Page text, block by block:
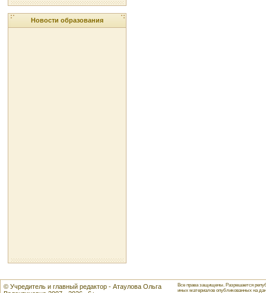
Новости образования
© Учредитель и главный редактор - Атаулова Ольга
Все права защищены. Разрешается
иных материалов опубликованных на